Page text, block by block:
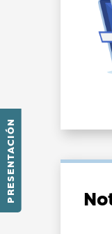
PRESENTACIÓN